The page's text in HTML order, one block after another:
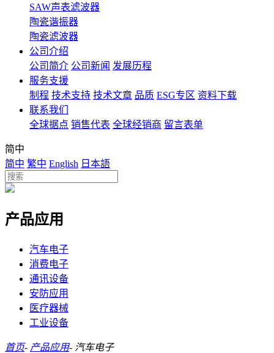
SAW声表滤波器
陶瓷谐振器
陶瓷滤波器
公司介绍
公司简介 公司新闻 发展历程
服务支援
制程 技术支持 技术文章 品质 ESG专区 资料下载
联系我们
全球据点 销售代表 全球经销商 留言表单
简中
简中 繁中 English 日本語
产品应用
汽车电子
消费电子
通讯设备
安防应用
医疗器械
工业设备
首页- 产品应用- 汽车电子